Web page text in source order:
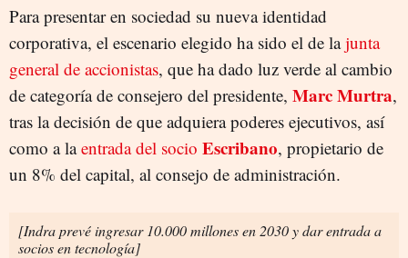
Para presentar en sociedad su nueva identidad
corporativa, el escenario elegido ha sido el de lajunta
general de accionistas, que ha dado luz verde al cambio
de categoría de consejero del presidente, Marc Murtra,
tras la decisión de que adquiera poderes ejecutivos, así
como a laentrada del socio Escribano, propietario de
un 8% del capital, al consejo de administración.
[Indra prevé ingresar 10.000 millones en 2030 y dar entrada a
socios en tecnología]